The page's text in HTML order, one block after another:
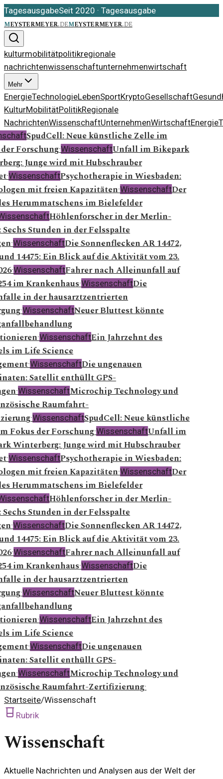
TagesausgabeSeit 2020 · Tagesausgabe
meystermeyer.demeystermeyer.de
kulturmobilitätpolitikregionale
nachrichtenwissenschaftunternehmenwirtschaft
Mehr
EnergieTechnologieLebenSportKryptoGesellschaft
KulturMobilitätPolitikRegionale
NachrichtenWissenschaftUnternehmenWirtschaftEnergie
SpudCell: Neue künstliche Zelle im
Forschung·WissenschaftUnfall im Bikepark
Junge wird mit Hubschrauber
·WissenschaftPsychotherapie in Wiesbaden:
mit freien Kapazitäten·WissenschaftDer
Herummatschens im Bielefelder
Höhlenforscher in der Merlin-
Stunden in der Felsspalte
·WissenschaftDie Sonnenflecken AR 14472,
14475: Ein Blick auf die Aktivität vom 23.
·WissenschaftFahrer nach Alleinunfall auf
im Krankenhaus·WissenschaftDie
in der hausarztzentrierten
·WissenschaftNeuer Bluttest könnte
·WissenschaftEin Jahrzehnt des
im Life Science
·WissenschaftDie ungenauen
Satellit enthüllt GPS-
·WissenschaftMicrochip Technology und
Raumfahrt-
·WissenschaftSpudCell: Neue künstliche
Fokus der Forschung·WissenschaftUnfall im
Winterberg: Junge wird mit Hubschrauber
·WissenschaftPsychotherapie in Wiesbaden:
mit freien Kapazitäten·WissenschaftDer
Herummatschens im Bielefelder
Höhlenforscher in der Merlin-
Stunden in der Felsspalte
·WissenschaftDie Sonnenflecken AR 14472,
14475: Ein Blick auf die Aktivität vom 23.
·WissenschaftFahrer nach Alleinunfall auf
im Krankenhaus·WissenschaftDie
in der hausarztzentrierten
·WissenschaftNeuer Bluttest könnte
·WissenschaftEin Jahrzehnt des
im Life Science
·WissenschaftDie ungenauen
Satellit enthüllt GPS-
·WissenschaftMicrochip Technology und
Raumfahrt-Zertifizierung·
Startseite/Wissenschaft
Rubrik
Wissenschaft
Aktuelle Nachrichten und Analysen aus der Welt der